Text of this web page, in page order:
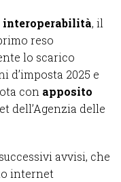
interoperabilità, il
reso
lo scarico
d’imposta 2025 e
con apposito
dell’Agenzia delle
avvisi, che
internet